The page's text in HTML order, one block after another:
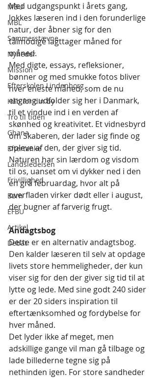
MBU
MBL
Sommerstævne
Nyheder
Mission
Efterskolen Lindenborg
Håb for din by
Tro til tiden
Ghana
Eftertanke
Landsledelsen
Frivillighed
Børn
EFBU
Artikel
Debat
Med udgangspunkt i årets gang,
lokkes læseren ind i den forunderlige
natur, der åbner sig for den
tålmodige iagttager måned for
måned.
Med digte, essays, refleksioner,
bønner og med smukke fotos bliver
hver eneste måned, som de nu
engang udfolder sig her i Danmark,
til et vindue ind i en verden af
skønhed og kreativitet. Et vidnesbyrd
om Skaberen, der lader sig finde og
opleve af den, der giver sig tid.
Naturen har sin lærdom og visdom
til os, uanset om vi dykker ned i den
en grå februardag, hvor alt på
overfladen virker dødt eller i august,
der bugner af farverig frugt.
Andagtsbog
Dette er en alternativ andagtsbog.
Den kalder læseren til selv at opdage
livets store hemmeligheder, der kun
viser sig for den der giver sig tid til at
lytte og lede. Med sine godt 240 sider
er der 20 siders inspiration til
eftertænksomhed og fordybelse for
hver måned.
Det lyder ikke af meget, men
adskillige gange vil man gå tilbage og
lade billederne tegne sig på
nethinden igen. For store sandheder